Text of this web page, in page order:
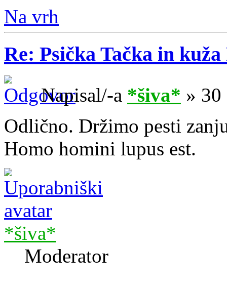
Na vrh
Re: Psička Tačka in kuža
Napisal/-a *šiva* »
Odlično. Držimo pesti
Homo homini lupus est.
*šiva*
Moderator